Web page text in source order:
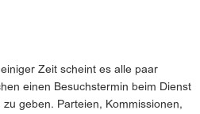
Zeit scheint es alle paar
einen Besuchstermin beim Dienst
zu geben. Parteien, Kommissionen,